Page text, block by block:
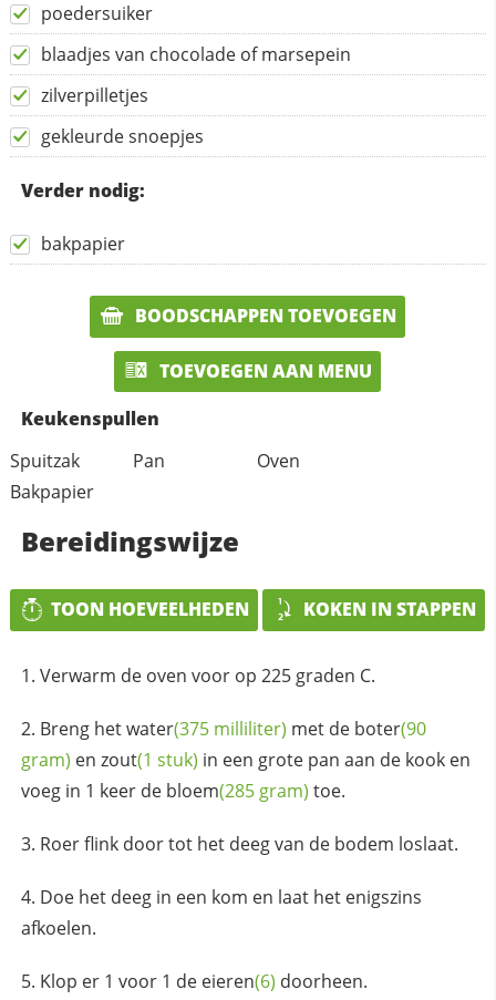
poedersuiker
blaadjes van chocolade of marsepein
zilverpilletjes
gekleurde snoepjes
Verder nodig:
bakpapier
BOODSCHAPPEN TOEVOEGEN
TOEVOEGEN AAN MENU
Keukenspullen
Spuitzak
Pan
Oven
Bakpapier
Bereidingswijze
TOON HOEVEELHEDEN KOKEN IN STAPPEN
Verwarm de oven voor op 225 graden C.
Breng hetwater(375 milliliter) met de boter(90
gram) en zout(1 stuk) in een grote pan aan de kook en
voeg in 1 keer de bloem(285 gram) toe.
Roer flink door tot het deeg van de bodem loslaat.
Doe het deeg in een kom en laat het enigszins
afkoelen.
Klop er 1 voor 1 de eieren(6) doorheen.